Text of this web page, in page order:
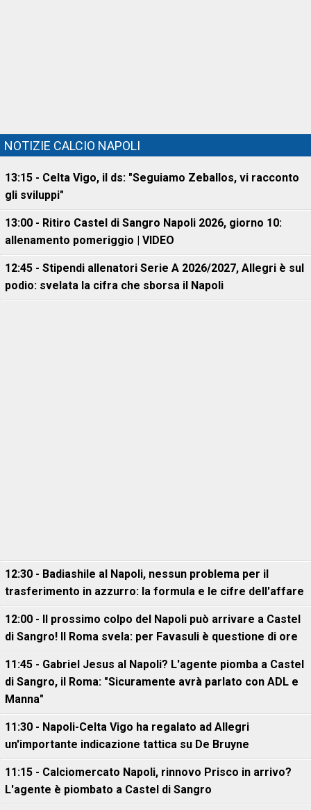
NOTIZIE CALCIO NAPOLI
13:15 - Celta Vigo, il ds: "Seguiamo Zeballos, vi racconto
gli sviluppi"
13:00 - Ritiro Castel di Sangro Napoli 2026, giorno 10:
allenamento pomeriggio | VIDEO
12:45 - Stipendi allenatori Serie A 2026/2027, Allegri è sul
podio: svelata la cifra che sborsa il Napoli
12:30 - Badiashile al Napoli, nessun problema per il
trasferimento in azzurro: la formula e le cifre dell'affare
12:00 - Il prossimo colpo del Napoli può arrivare a Castel
di Sangro! Il Roma svela: per Favasuli è questione di ore
11:45 - Gabriel Jesus al Napoli? L'agente piomba a Castel
di Sangro, il Roma: "Sicuramente avrà parlato con ADL e
Manna"
11:30 - Napoli-Celta Vigo ha regalato ad Allegri
un'importante indicazione tattica su De Bruyne
11:15 - Calciomercato Napoli, rinnovo Prisco in arrivo?
L'agente è piombato a Castel di Sangro